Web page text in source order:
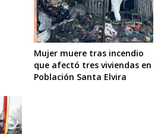
Mujer muere tras incendio
que afectó tres viviendas en
Población Santa Elvira